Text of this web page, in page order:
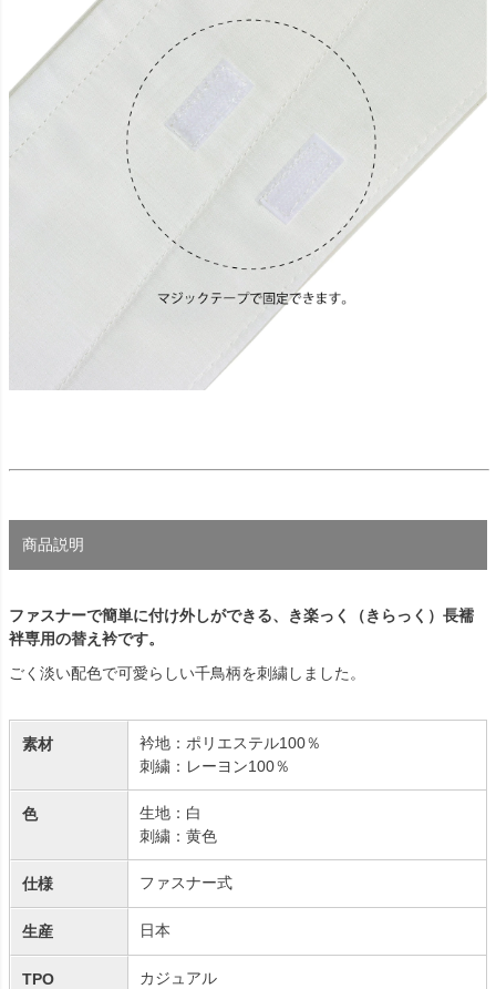
商品説明
ファスナーで簡単に付け外しができる、き楽っく（きらっく）長襦
袢専用の替え衿です。
ごく淡い配色で可愛らしい千鳥柄を刺繍しました。
素材
衿地：ポリエステル100％
刺繍：レーヨン100％
色
生地：白
刺繍：黄色
仕様 ファスナー式
生産 日本
TPO カジュアル